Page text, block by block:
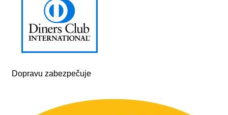
Dopravu zabezpečuje